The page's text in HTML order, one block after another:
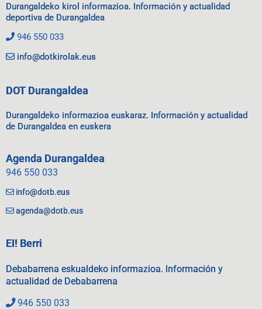
Durangaldeko kirol informazioa. Información y actualidad
deportiva de Durangaldea
946 550 033
info@dotkirolak.eus
DOT Durangaldea
Durangaldeko informazioa euskaraz. Información y actualidad
de Durangaldea en euskera
Agenda Durangaldea
946 550 033
info@dotb.eus
agenda@dotb.eus
EI! Berri
Debabarrena eskualdeko informazioa. Información y
actualidad de Debabarrena
946 550 033